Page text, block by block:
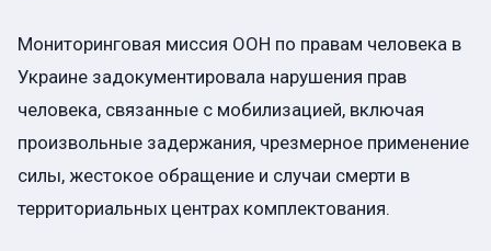
Мониторинговая миссия ООН по правам человека в
Украине задокументировала нарушения прав
человека, связанные с мобилизацией, включая
произвольные задержания, чрезмерное применение
силы, жестокое обращение и случаи смерти в
территориальных центрах комплектования.